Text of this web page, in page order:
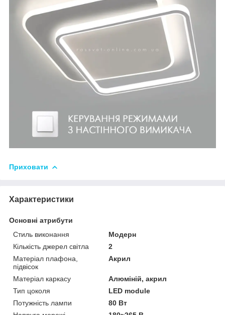
Приховати
Характеристики
Основні атрибути
Стиль виконання
Модерн
Кількість джерел світла
2
Матеріал плафона,
підвісок
Акрил
Матеріал каркасу
Алюміній, акрил
Тип цоколя
LED module
Потужність лампи
80 Вт